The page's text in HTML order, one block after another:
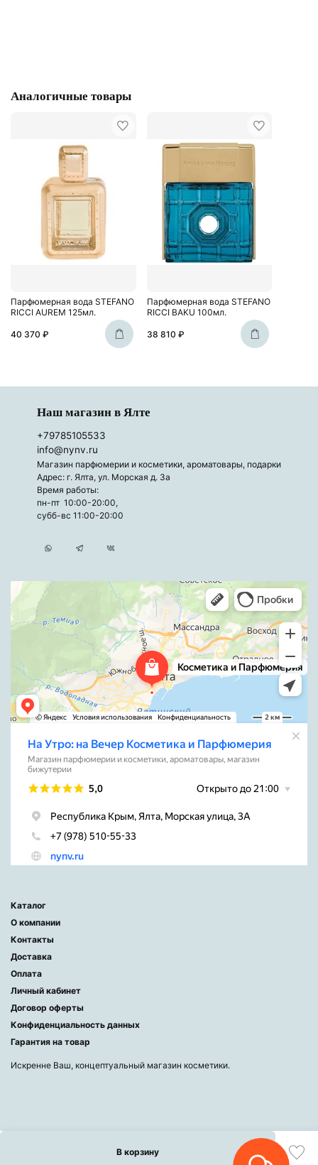
В корзину
Аналогичные товары
Парфюмерная вода STEFANO
RICCI AUREM 125мл.
40 370 ₽
Парфюмерная вода STEFANO
RICCI BAKU 100мл.
38 810 ₽
Наш магазин в Ялте
+79785105533
info@nynv.ru
Магазин парфюмерии и косметики, ароматовары, подарки
Адрес: г. Ялта, ул. Морская д. 3а
Время работы:
пн-пт 10:00-20:00,
субб-вс 11:00-20:00
Каталог
О компании
Контакты
Доставка
Оплата
Личный кабинет
Договор оферты
Конфиденциальность данных
Гарантия на товар
Искренне Ваш, концептуальный магазин косметики.